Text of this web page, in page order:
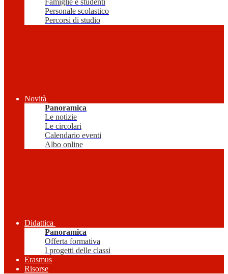
Famiglie e studenti
Personale scolastico
Percorsi di studio
Novità
Panoramica
Le notizie
Le circolari
Calendario eventi
Albo online
Didattica
Panoramica
Offerta formativa
I progetti delle classi
Erasmus
Risorse